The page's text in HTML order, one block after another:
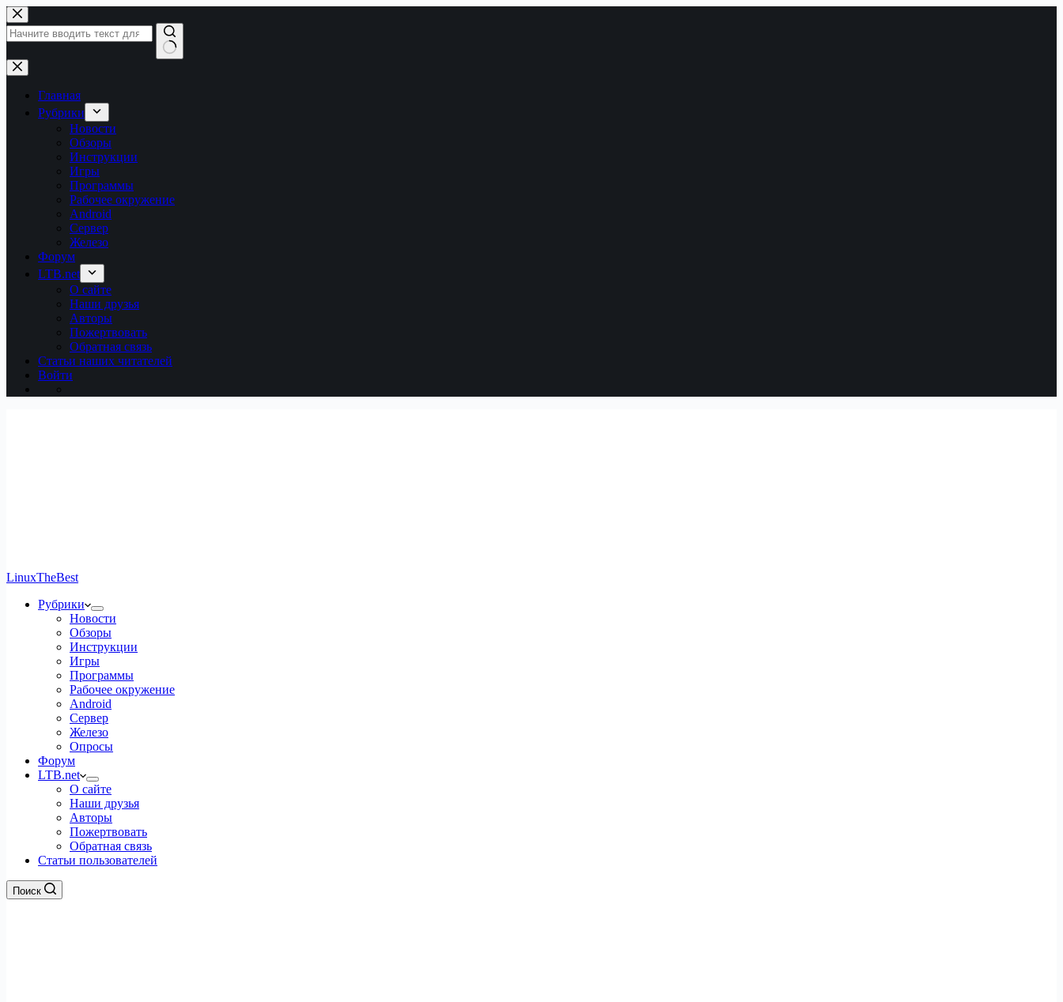
Перейти
к
сути
Ничего
не
найденоГлавная
Рубрики
Новости
Обзоры
Инструкции
Игры
Программы
Рабочее окружение
Android
Сервер
Железо
Форум
LTB.net
О сайте
Наши друзья
Авторы
Пожертвовать
Обратная связь
Статьи наших читателей
Войти
LinuxTheBest
Рубрики
Новости
Обзоры
Инструкции
Игры
Программы
Рабочее окружение
Android
Сервер
Железо
Опросы
Форум
LTB.net
О сайте
Наши друзья
Авторы
Пожертвовать
Обратная связь
Статьи пользователей
Поиск